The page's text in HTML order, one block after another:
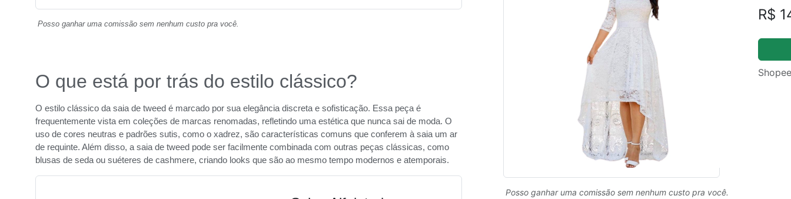
Posso ganhar uma comissão sem nenhum custo pra você.
O que está por trás do estilo clássico?
O estilo clássico da saia de tweed é marcado por sua elegância discreta e sofisticação. Essa peça é
frequentemente vista em coleções de marcas renomadas, refletindo uma estética que nunca sai de moda. O
uso de cores neutras e padrões sutis, como o xadrez, são características comuns que conferem à saia um ar
de requinte. Além disso, a saia de tweed pode ser facilmente combinada com outras peças clássicas, como
blusas de seda ou suéteres de cashmere, criando looks que são ao mesmo tempo modernos e atemporais.
R$
Posso ganhar uma comissão sem nenhum custo pra você.